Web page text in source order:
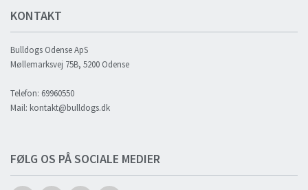
KONTAKT
Bulldogs Odense ApS
Møllemarksvej 75B, 5200 Odense
Telefon: 69960550
Mail: kontakt@bulldogs.dk
FØLG OS PÅ SOCIALE MEDIER